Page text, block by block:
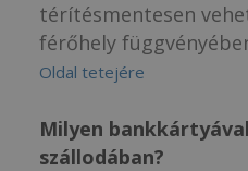
térítésmentesen
férőhely
Oldal tetejére
Milyen
szállodában?